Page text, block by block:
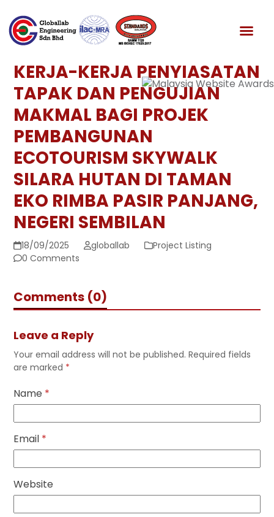
content
KERJA-KERJA PENYIASATAN
TAPAK DAN PENGUJIAN
MAKMAL BAGI PROJEK
PEMBANGUNAN
ECOTOURISM SKYWALK
SILARA HUTAN DI TAMAN
EKO RIMBA PASIR PANJANG,
NEGERI SEMBILAN
18/09/2025 globallab
Project Listing
0 Comments
Comments (0)
Leave a Reply
Your email address will not be published. Required fields
are marked *
Name *
Email *
Website